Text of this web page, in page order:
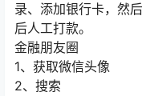
录、添加银行卡，然
后人工打款。
金融朋友圈
1、获取微信头像
2、搜索